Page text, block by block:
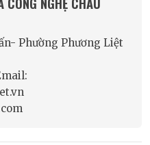
Phường Phương Liệt